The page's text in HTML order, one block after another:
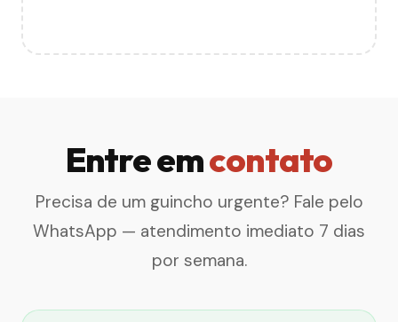
Entre emcontato
Precisa de um guincho urgente? Fale pelo
WhatsApp — atendimento imediato 7 dias
por semana.